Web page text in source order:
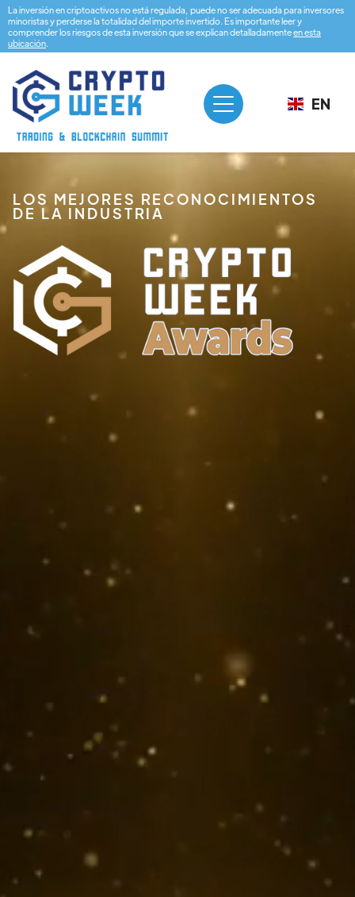
La inversión en criptoactivos no está regulada, puede no ser adecuada para inversores
minoristas y perderse la totalidad del importe invertido. Es importante leer y
comprender los riesgos de esta inversión que se explican detalladamenteen esta
ubicación.
EN
LOS MEJORES RECONOCIMIENTOS
DE LA INDUSTRIA